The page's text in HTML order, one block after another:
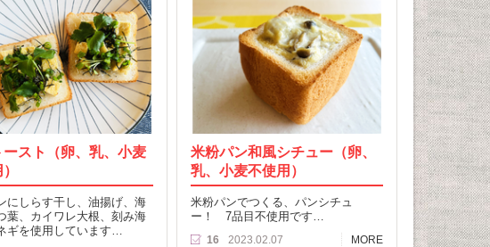
ースト（卵、乳、小麦
にしらす干し、油揚げ、海
葉、カイワレ大根、刻み海
ギを使用しています…
米粉パン和風シチュー（卵、
乳、小麦不使用）
米粉パンでつくる、パンシチュ
ー！ 7品目不使用です…
16 2023.02.07 MORE